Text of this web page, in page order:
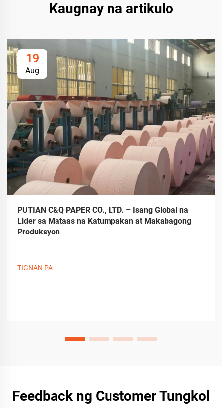
Kaugnay na artikulo
19
Aug
PUTIAN C&Q PAPER CO., LTD. – Isang Global na
Lider sa Mataas na Katumpakan at Makabagong
Produksyon
TIGNAN PA
Feedback ng Customer Tungkol